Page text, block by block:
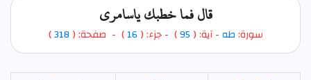
قال فما خطبك ياسامري
سورة:طه- آية: ( 95
) - جزء: (16) - صفحة: ( 318
)